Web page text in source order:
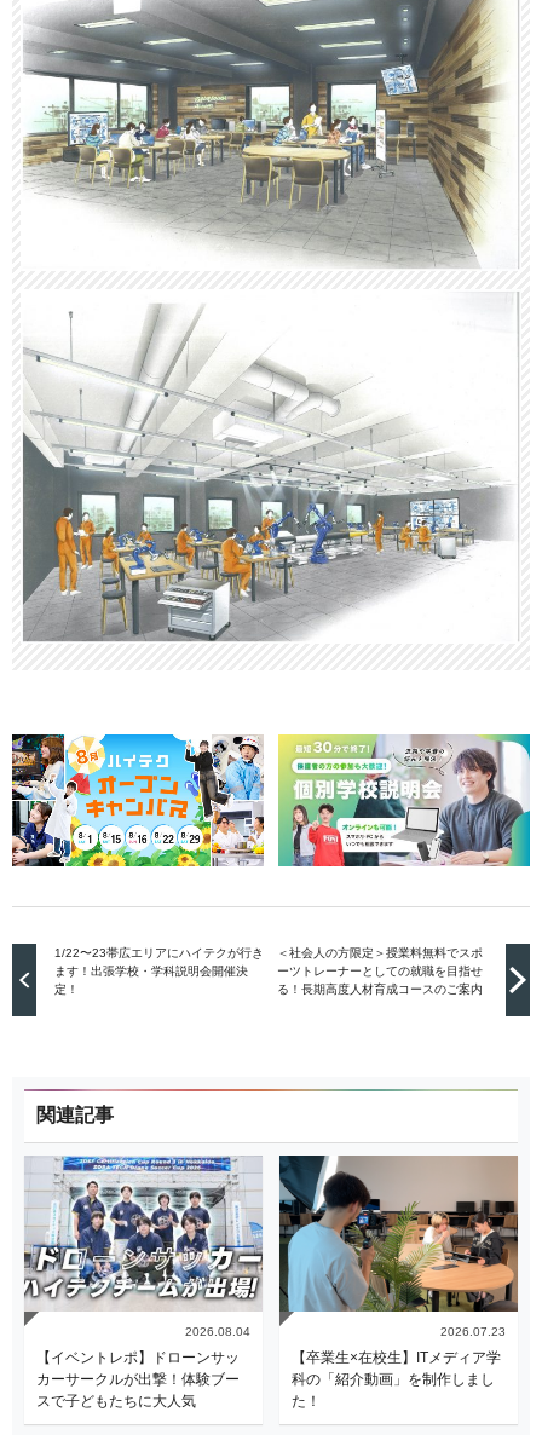
1/22〜23帯広エリアにハイテクが行き
ます！出張学校・学科説明会開催決
定！
＜社会人の方限定＞授業料無料でスポ
ーツトレーナーとしての就職を目指せ
る！長期高度人材育成コースのご案内
関連記事
2026.08.04
【イベントレポ】ドローンサッ
カーサークルが出撃！体験ブー
スで子どもたちに大人気
2026.07.23
【卒業生×在校生】ITメディア学
科の「紹介動画」を制作しまし
た！